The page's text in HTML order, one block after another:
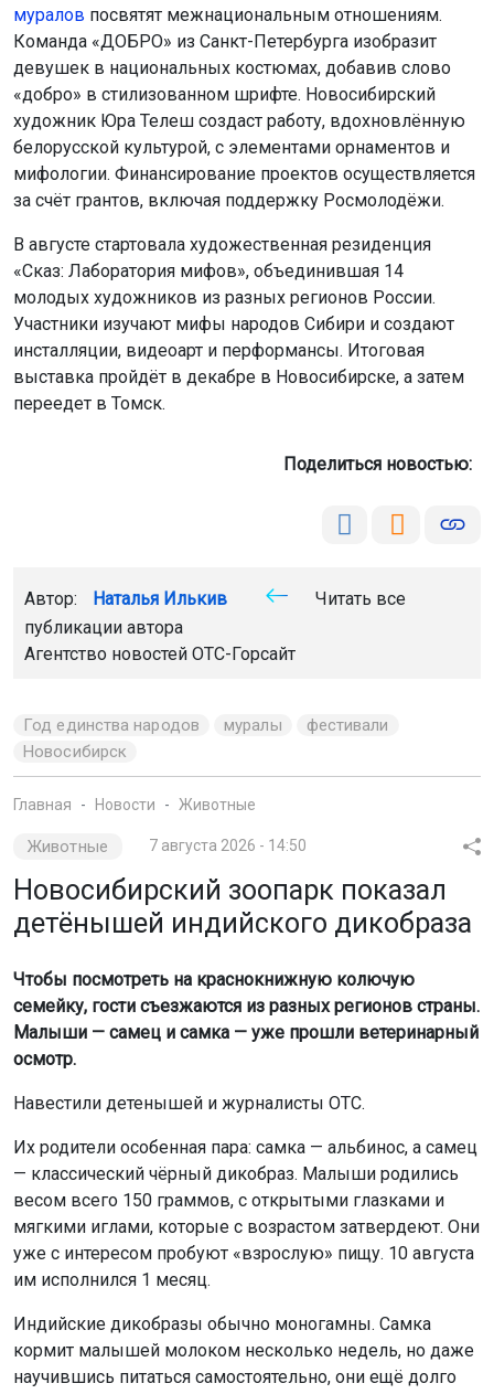
муралов посвятят межнациональным отношениям.
Команда «ДОБРО» из Санкт-Петербурга изобразит
девушек в национальных костюмах, добавив слово
«добро» в стилизованном шрифте. Новосибирский
художник Юра Телеш создаст работу, вдохновлённую
белорусской культурой, с элементами орнаментов и
мифологии. Финансирование проектов осуществляется
за счёт грантов, включая поддержку Росмолодёжи.
В августе стартовала художественная резиденция
«Сказ: Лаборатория мифов», объединившая 14
молодых художников из разных регионов России.
Участники изучают мифы народов Сибири и создают
инсталляции, видеоарт и перформансы. Итоговая
выставка пройдёт в декабре в Новосибирске, а затем
переедет в Томск.
Поделиться новостью:
Автор: Наталья Илькив
Читать все
публикации автора
Агентство новостей ОТС-Горсайт
Год единства народов муралы
фестивали
Новосибирск
Главная Новости Животные
Животные 7 августа 2026 - 14:50
Новосибирский зоопарк показал
детёнышей индийского дикобраза
Чтобы посмотреть на краснокнижную колючую
семейку, гости съезжаются из разных регионов страны.
Малыши — самец и самка — уже прошли ветеринарный
осмотр.
Навестили детенышей и журналисты ОТС.
Их родители особенная пара: самка — альбинос, а самец
— классический чёрный дикобраз. Малыши родились
весом всего 150 граммов, с открытыми глазками и
мягкими иглами, которые с возрастом затвердеют. Они
уже с интересом пробуют «взрослую» пищу. 10 августа
им исполнился 1 месяц.
Индийские дикобразы обычно моногамны. Самка
кормит малышей молоком несколько недель, но даже
научившись питаться самостоятельно, они ещё долго